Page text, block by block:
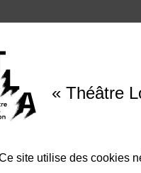
« Théâtre
site utilise des cookies
Théâtre Louis
01 49 63 70 58